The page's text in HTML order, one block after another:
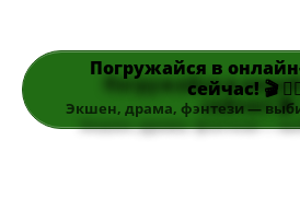
Погружайся в
сейчас! 🎬
Экшен, драма, фэнтези —